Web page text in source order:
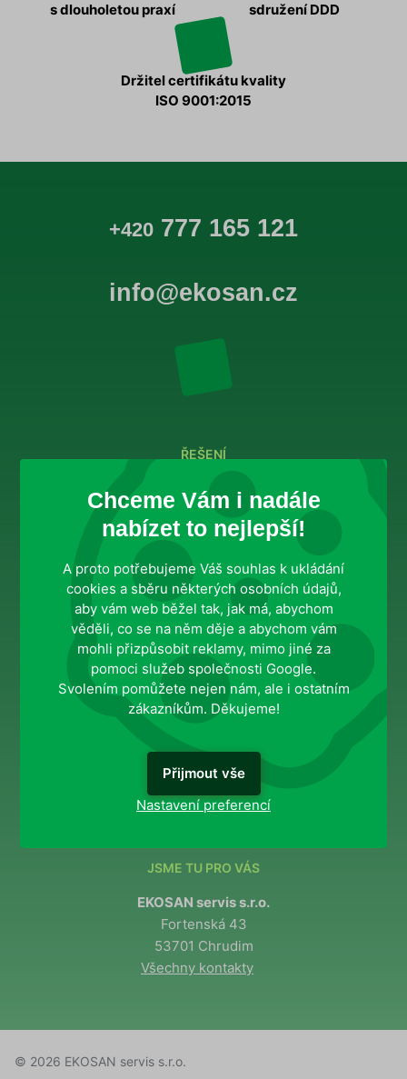
s dlouholetou praxí
sdružení DDD
Držitel certifikátu kvality
ISO 9001:2015
+420 777 165 121
info@ekosan.cz
ŘEŠENÍ
Domácnosti
Firemní zákazníci
Veřejné instituce
INFORMACE PRO VÁS
Služby
Blog
O nás
MOHLO BY VÁS ZAJÍMAT
Ochrana osobních údajů
Správa souhlasů
JSME TU PRO VÁS
EKOSAN servis s.r.o.
Fortenská 43
53701 Chrudim
Všechny kontakty
© 2026 EKOSAN servis s.r.o.
Chceme Vám i nadále
nabízet to nejlepší!
A proto potřebujeme Váš souhlas k ukládání
cookies a sběru některých osobních údajů,
aby vám web běžel tak, jak má, abychom
věděli, co se na něm děje a abychom vám
mohli přizpůsobit reklamy, mimo jiné za
pomoci služeb společnosti Google.
Svolením pomůžete nejen nám, ale i ostatním
zákazníkům. Děkujeme!
Nastavení preferencí
Přijmout vše